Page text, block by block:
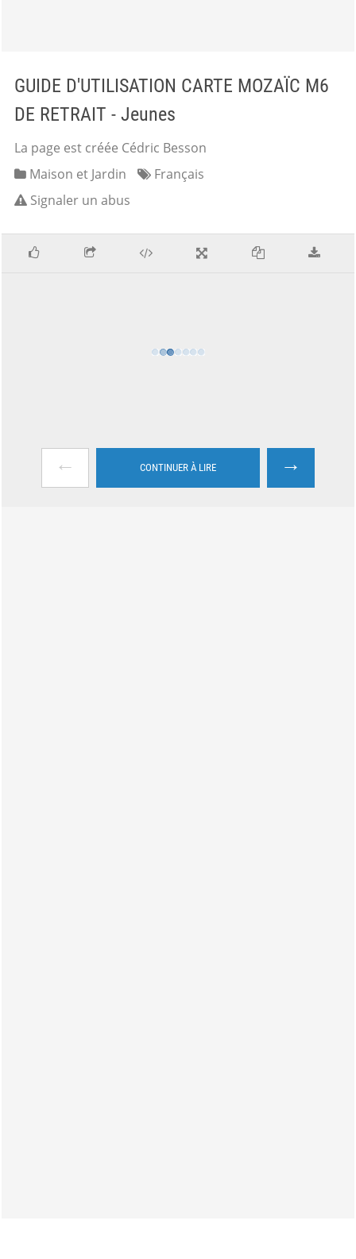
GUIDE D'UTILISATION CARTE MOZAÏC M6
DE RETRAIT - Jeunes
La page est créée Cédric Besson
Maison et Jardin
Français
Signaler un abus
← CONTINUER À LIRE →